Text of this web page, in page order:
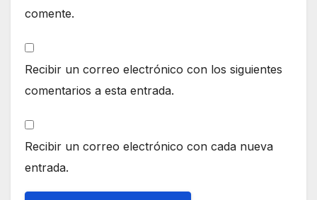
comente.
Recibir un correo electrónico con los siguientes
comentarios a esta entrada.
Recibir un correo electrónico con cada nueva
entrada.